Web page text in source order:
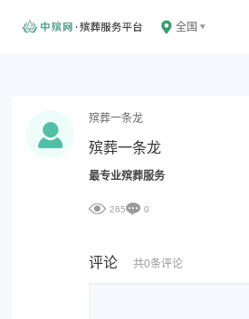
全国
殡葬一条龙
殡葬一条龙
最专业殡葬服务
265 0
评论 共0条评论